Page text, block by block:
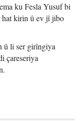
ku Fesla Yusuf bi
hat kirin û ev jî jibo
û li ser girîngiya
çareseriya